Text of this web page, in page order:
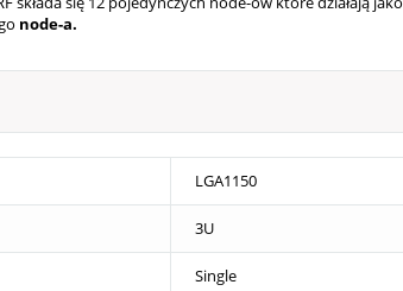
node-a.
LGA1150
3U
Single